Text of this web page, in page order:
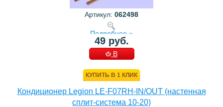
Артикул: 062498
Подробнее »
49 руб.
В
КУПИТЬ В 1 КЛИК
Кондиционер Legion LE-F07RH-IN/OUT (настенная
сплит-система 10-20)